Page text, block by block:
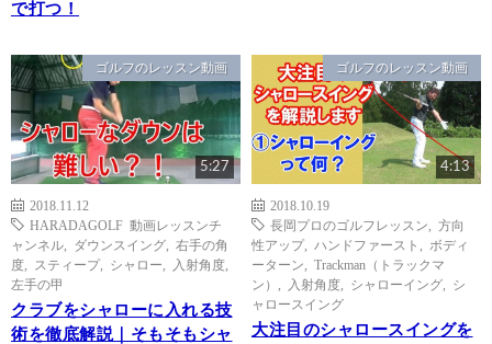
で打つ！
ゴルフのレッスン動画
5:27
2018.11.12
HARADAGOLF 動画レッスンチ
ャンネル
ダウンスイング
右手の角
度
スティープ, シャロー 入射角度
左手の甲
クラブをシャローに入れる技
術を徹底解説｜そもそもシャ
ゴルフのレッスン動画
4:13
2018.10.19
長岡プロのゴルフレッスン
方向
性アップ, ハンドファースト
ボディ
ーターン
Trackman（トラックマ
ン）
入射角度 シャローイング
シ
ャロースイング
大注目のシャロースイングを